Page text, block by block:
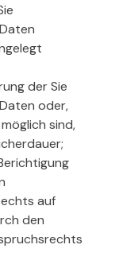
der Sie
oder,
sind,
auf
den